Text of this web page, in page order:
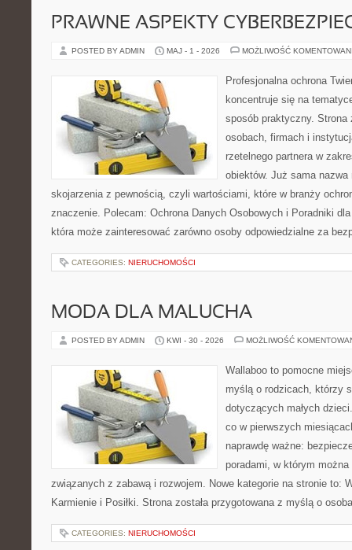
PRAWNE ASPEKTY
POSTED BY ADMIN MAJ - 1 - 2026 MOŻLIWOŚĆ
Profesjonalna ochrona
koncentruje się na
sposób praktyczny. Strona
osobach, firmach i
rzetelnego partnera w
obiektów. Już sama nazwa
skojarzenia z pewnością, czyli wartościami, które w branży
znaczenie. Polecam: Ochrona Danych Osobowych i Poradniki
która może zainteresować zarówno osoby odpowiedzialne za
CATEGORIES: NIERUCHOMOŚCI
MODA DLA MALUCHA
POSTED BY ADMIN KWI - 30 - 2026 MOŻLIWOŚĆ
Wallaboo to pomocne
myślą o rodzicach, którzy
dotyczących małych
co w pierwszych
naprawdę ważne:
poradami, w którym
związanych z zabawą i rozwojem. Nowe kategorie na stronie to:
Karmienie i Posiłki. Strona została przygotowana z myślą o
CATEGORIES: NIERUCHOMOŚCI